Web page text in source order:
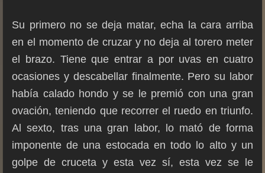
Su primero no se deja matar, echa la cara arriba
en el momento de cruzar y no deja al torero meter
el brazo. Tiene que entrar a por uvas en cuatro
ocasiones y descabellar finalmente. Pero su labor
había calado hondo y se le premió con una gran
ovación, teniendo que recorrer el ruedo en triunfo.
Al sexto, tras una gran labor, lo mató de forma
imponente de una estocada en todo lo alto y un
golpe de cruceta y esta vez sí, esta vez se le